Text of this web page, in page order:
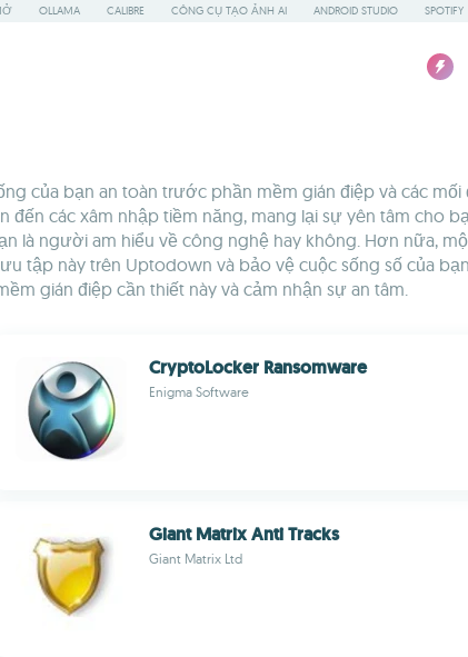
OLLAMA CALIBRE CÔNG CỤ TẠO ẢNH AI ANDROID STUDIO SPOTIFY
của bạn an toàn trước phần mềm gián điệp và các mối
các xâm nhập tiềm năng, mang lại sự yên tâm cho
người am hiểu về công nghệ hay không. Hơn nữa,
tập này trên Uptodown và bảo vệ cuộc sống số của
gián điệp cần thiết này và cảm nhận sự an tâm.
CryptoLocker Ransomware
Enigma Software
Giant Matrix Anti Tracks
Giant Matrix Ltd